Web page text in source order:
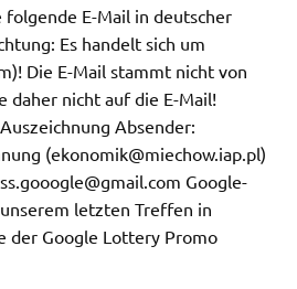
E-Mail in deutscher
Es handelt sich um
Die E-Mail stammt nicht von
daher nicht auf die E-Mail!
Absender:
(ekonomik@miechow.iap.pl)
Google-
letzten Treffen in
der Google Lottery Promo